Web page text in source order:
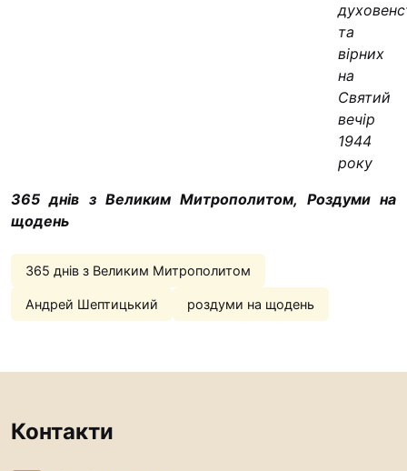
та
вірних
на
Святий
вечір
1944
року
365 днів з Великим Митрополитом, Роздуми на
щодень
365 днів з Великим Митрополитом
Андрей Шептицький роздуми на щодень
Контакти